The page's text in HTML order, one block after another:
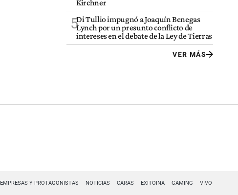
Kirchner
5Di Tullio impugnó a Joaquín Benegas
Lynch por un presunto conflicto de
intereses en el debate de la Ley de Tierras
VER MÁS
EMPRESAS Y PROTAGONISTAS NOTICIAS CARAS EXITOINA GAMING VIVO